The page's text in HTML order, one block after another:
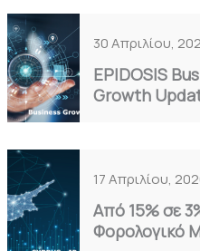
30 Απριλίου,
EPIDOSIS
Growth
17 Απριλίου,
Από 15% σε
Φορολογικό